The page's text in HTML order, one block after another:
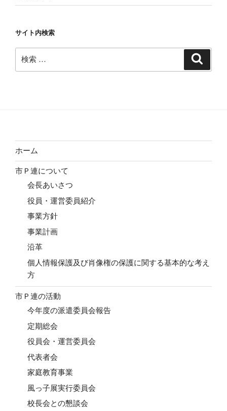
サイト内検索
索:
ホーム
市Ｐ連について
会長あいさつ
役員・運営委員紹介
事業方針
事業計画
沿革
個人情報保護及び肖像権の保護に関する基本的な考え
方
市Ｐ連の活動
今年度の派遣委員会報告
定期総会
役員会・運営委員会
代表者会
家庭教育事業
風っ子展実行委員会
校長会との懇談会